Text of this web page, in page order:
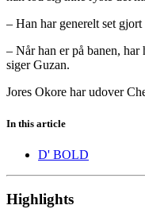
– Han har generelt set
– Når han er på banen,
siger Guzan.
Jores Okore har udover
In this article
D' BOLD
Highlights